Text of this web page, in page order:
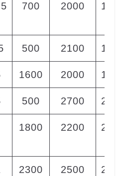
700 2000
500 2100
1600 2000
500 2700
1800 2200
2300 2500